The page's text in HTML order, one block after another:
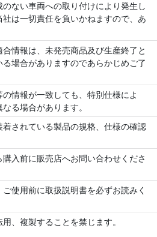
ない車両への取り付けにより発生し
は一切責任を負いかねますので、あ
情報は、未発売商品及び生産終了と
場合がありますのであらかじめご了
情報が一致しても、特別仕様によ
る場合があります。
されている製品の規格、仕様の確認
入前に販売店へお問い合わせくださ
使用前に取扱説明書を必ずお読みく
、複製することを禁じます。